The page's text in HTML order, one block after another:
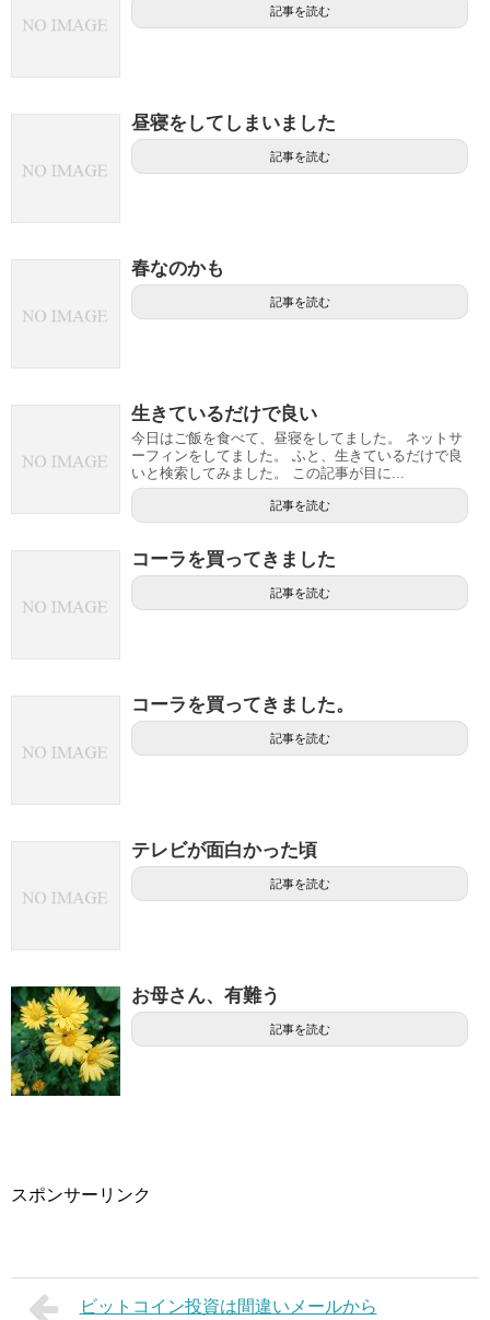
記事を読む
昼寝をしてしまいました
記事を読む
春なのかも
記事を読む
生きているだけで良い
今日はご飯を食べて、昼寝をしてました。 ネットサ
ーフィンをしてました。 ふと、生きているだけで良
いと検索してみました。 この記事が目に...
記事を読む
コーラを買ってきました
記事を読む
コーラを買ってきました。
記事を読む
テレビが面白かった頃
記事を読む
お母さん、有難う
記事を読む
スポンサーリンク
ビットコイン投資は間違いメールから